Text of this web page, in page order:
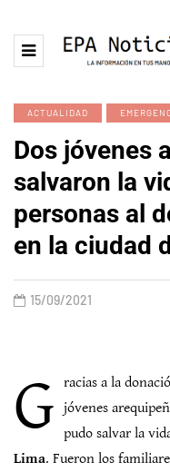
ACTUALIDAD
Dos jóvenes
salvaron la
personas al
en la ciudad
15/09/2021
G racias a la
jóvenes
pudo salvar la
Lima. Fueron los